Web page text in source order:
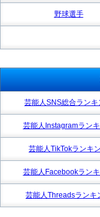
野球選手
芸能人SNS総合ランキ
芸能人Instagramラン
芸能人TikTokランキ
芸能人Facebookラン
芸能人Threadsランキ